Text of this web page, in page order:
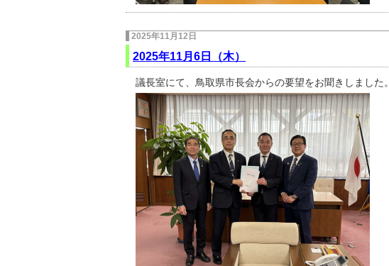
2025年11月12日
2025年11月6日（木）
議長室にて、鳥取県市長会からの要望をお聞きしました。